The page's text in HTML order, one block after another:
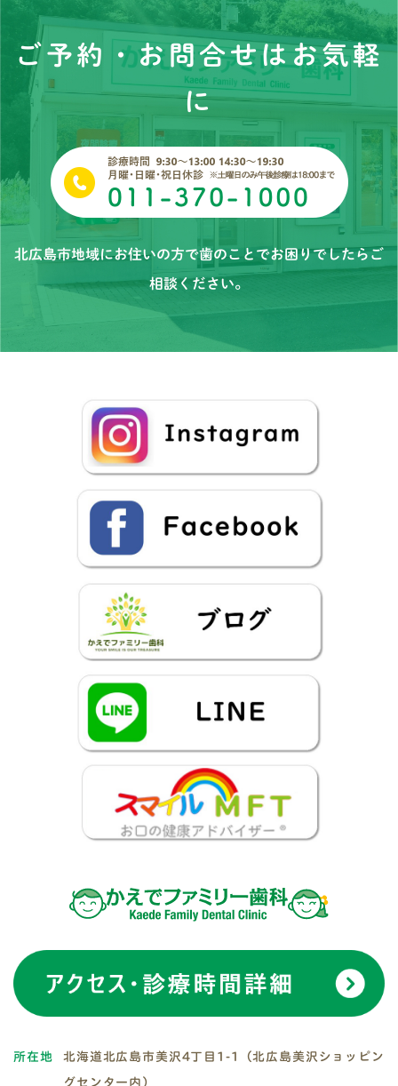
ご予約・お問合せはお気軽
に
北広島市地域にお住いの方で歯のことでお困りでしたらご
相談ください。
所在地 北海道北広島市美沢4丁目1-1（北広島美沢ショッピン
グセンター内）